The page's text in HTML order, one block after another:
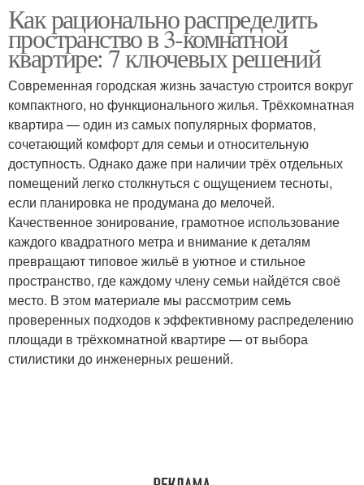
Как рационально распределить
пространство в 3-комнатной
квартире: 7 ключевых решений
Современная городская жизнь зачастую строится вокруг
компактного, но функционального жилья. Трёхкомнатная
квартира — один из самых популярных форматов,
сочетающий комфорт для семьи и относительную
доступность. Однако даже при наличии трёх отдельных
помещений легко столкнуться с ощущением тесноты,
если планировка не продумана до мелочей.
Качественное зонирование, грамотное использование
каждого квадратного метра и внимание к деталям
превращают типовое жильё в уютное и стильное
пространство, где каждому члену семьи найдётся своё
место. В этом материале мы рассмотрим семь
проверенных подходов к эффективному распределению
площади в трёхкомнатной квартире — от выбора
стилистики до инженерных решений.